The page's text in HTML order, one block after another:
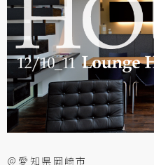
＠愛知県岡崎市